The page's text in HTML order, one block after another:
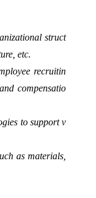
struct
etc.
recruitin
compensatio
to support v
as materials,